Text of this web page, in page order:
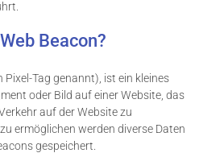
Beacon?
Pixel-Tag genannt), ist ein kleines
oder Bild auf einer Website, das
auf der Website zu
ermöglichen werden diverse Daten
gespeichert.